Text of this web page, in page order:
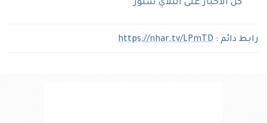
كل الآخبار على البلاي ستور
رابط دائم : https://nhar.tv/LPmTD